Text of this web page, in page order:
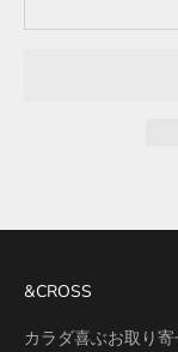
&CROSS
カラダ喜ぶお取り